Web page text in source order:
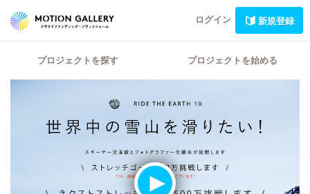
ログイン 新規登録
プロジェクトを探す プロジェクトを始める